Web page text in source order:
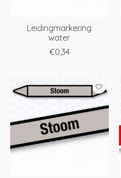
Leidingmarkering
water
€0,34